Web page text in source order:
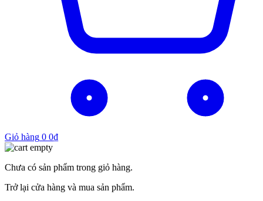
Giỏ hàng 0 0₫
Chưa có sản phẩm trong giỏ hàng.
Trở lại cửa hàng và mua sản phẩm.